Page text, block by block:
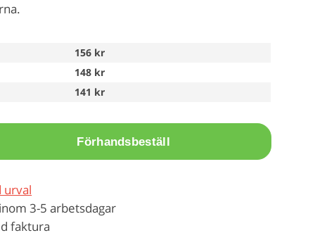
156 kr
148 kr
141 kr
Förhandsbeställ
urval
3-5 arbetsdagar
faktura